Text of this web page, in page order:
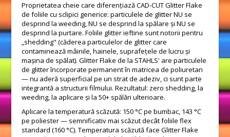
Proprietatea cheie care diferențiază CAD-CUT Glitter Flake
de foliile cu sclipici generice: particulele de glitter NU se
desprind la weeding, NU se desprind la spălare și NU se
desprind la purtare. Foliile glitter ieftine sunt notorii pentru
„shedding" (căderea particulelor de glitter care
contaminează mâinile, hainele, suprafețele de lucru și
mașina de spălat). Glitter Flake de la STAHLS' are particulele
de glitter încorporate permanent în matricea de poliuretan
— nu aderă superficial pe un strat de adeziv, ci sunt parte
integrantă a structurii filmului. Rezultatul: zero shedding, la
weeding, la aplicare și la 50+ spălări ulterioare.
Aplicare la temperatură scăzută: 150 °C pe bumbac, 143 °C
pe poliester — semnificativ mai scăzut decât foliile flex
standard (160 °C). Temperatura scăzută face Glitter Flake